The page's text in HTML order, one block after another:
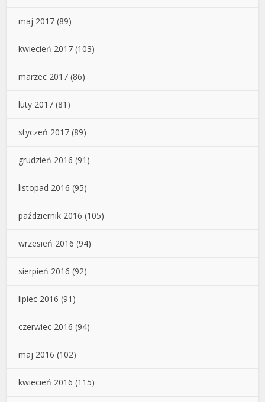
maj 2017 (89)
kwiecień 2017 (103)
marzec 2017 (86)
luty 2017 (81)
styczeń 2017 (89)
grudzień 2016 (91)
listopad 2016 (95)
październik 2016 (105)
wrzesień 2016 (94)
sierpień 2016 (92)
lipiec 2016 (91)
czerwiec 2016 (94)
maj 2016 (102)
kwiecień 2016 (115)